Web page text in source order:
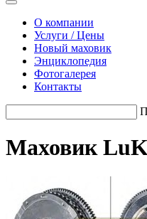
О компании
Услуги / Цены
Новый маховик
Энциклопедия
Фотогалерея
Контакты
Маховик LuK